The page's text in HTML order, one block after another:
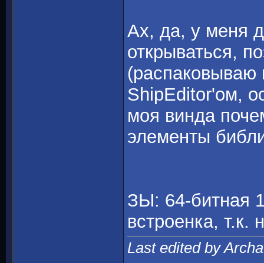
Ах, да, у меня
открываться,
ShipEditor'ом,
моя винда
элементы
ЗЫ: 64-битная
встроенка, т.к.
Last edited by